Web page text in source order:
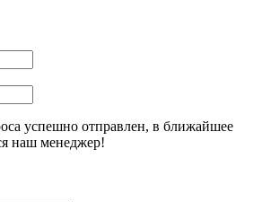
успешно отправлен, в ближайшее
наш менеджер!